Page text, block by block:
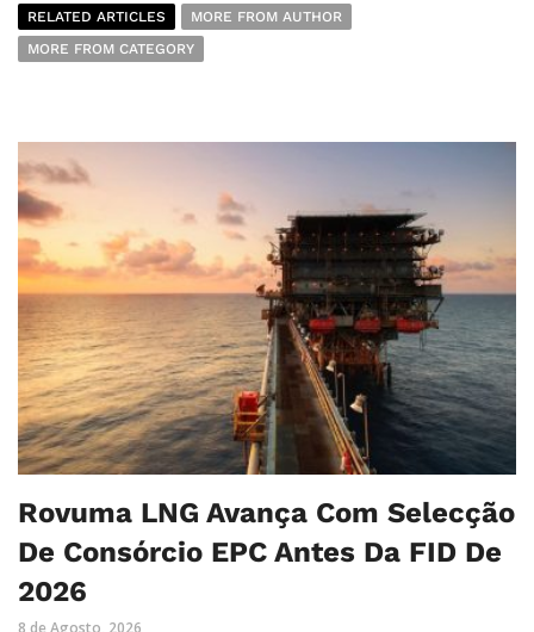
RELATED ARTICLES
MORE FROM AUTHOR
MORE FROM CATEGORY
Rovuma LNG Avança Com Selecção
De Consórcio EPC Antes Da FID De
2026
8 de Agosto, 2026